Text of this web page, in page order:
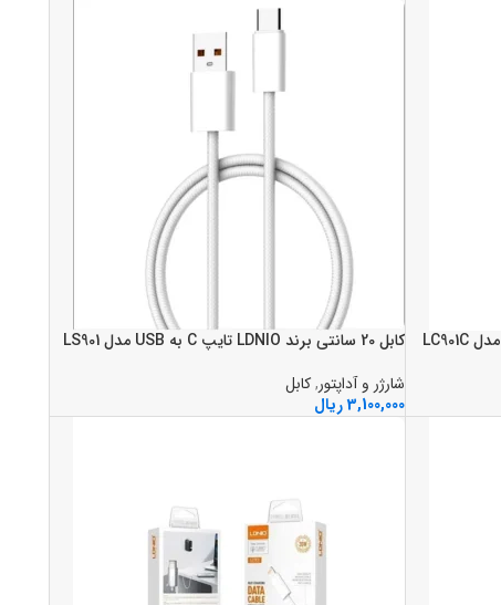
کابل 20 سانتي برند LDNIO تايپ C به USB مدل LS901
شارژر و آداپتور,کابل
3,100,000ریال